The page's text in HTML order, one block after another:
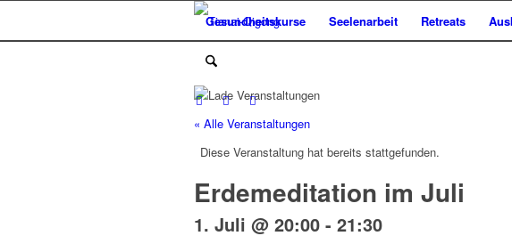
Gesundheitskurse Seelenarbeit Retreats
« Alle Veranstaltungen
Diese Veranstaltung hat bereits stattgefunden.
Erdemeditation im Juli
1. Juli @ 20:00 - 21:30